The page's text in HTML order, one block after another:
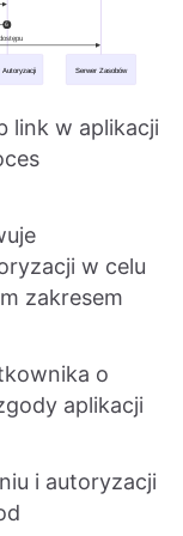
link w aplikacji
w celu
zakresem
o
aplikacji
i autoryzacji